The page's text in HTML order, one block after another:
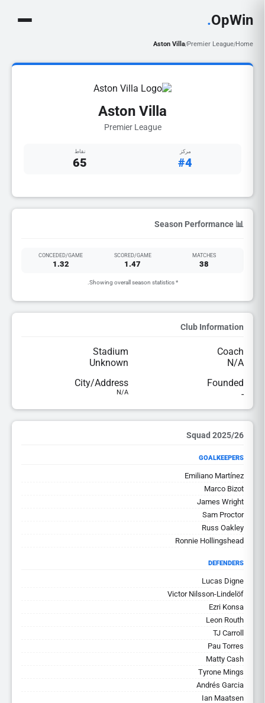
OpWin
.
Home
/
Premier League
/
Aston Villa
Aston Villa
Premier League
مركز
#4
نقاط
65
📊 Season Performance
MATCHES
38
SCORED/GAME
1.47
CONCEDED/GAME
1.32
* Showing overall season statistics.
Club Information
Coach
N/A
Stadium
Unknown
Founded
-
City/Address
N/A
2025/26 Squad
GOALKEEPERS
Emiliano Martínez
Marco Bizot
James Wright
Sam Proctor
Russ Oakley
Ronnie Hollingshead
DEFENDERS
Lucas Digne
Victor Nilsson-Lindelöf
Ezri Konsa
Leon Routh
TJ Carroll
Pau Torres
Matty Cash
Tyrone Mings
Andrés Garcia
Ian Maatsen